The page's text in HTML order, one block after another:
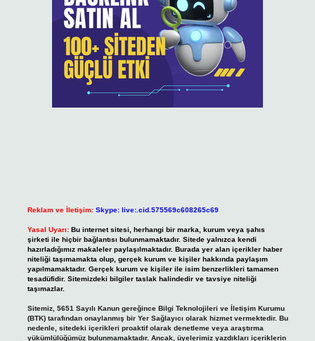
Reklam ve İletişim: Skype: live:.cid.575569c608265c69
Yasal Uyarı: Bu internet sitesi, herhangi bir marka, kurum veya şahıs
şirketi ile hiçbir bağlantısı bulunmamaktadır. Sitede yalnızca kendi
hazırladığımız makaleler paylaşılmaktadır. Burada yer alan içerikler haber
niteliği taşımamakta olup, gerçek kurum ve kişiler hakkında paylaşım
yapılmamaktadır. Gerçek kurum ve kişiler ile isim benzerlikleri tamamen
tesadüfidir. Sitemizdeki bilgiler taslak halindedir ve tavsiye niteliği
taşımazlar.
Sitemiz, 5651 Sayılı Kanun gereğince Bilgi Teknolojileri ve İletişim Kurumu
(BTK) tarafından onaylanmış bir Yer Sağlayıcı olarak hizmet vermektedir. Bu
nedenle, sitedeki içerikleri proaktif olarak denetleme veya araştırma
yükümlülüğümüz bulunmamaktadır. Ancak, üyelerimiz yazdıkları içeriklerin